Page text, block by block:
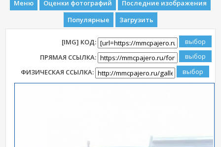
Меню Оценки фотографий
Последние изображения
Популярные
Загрузить
[IMG] КОД:
ПРЯМАЯ ССЫЛКА:
ФИЗИЧЕСКАЯ ССЫЛКА: